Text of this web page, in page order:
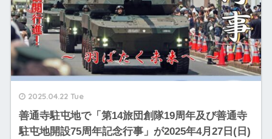
2025.04.22 Tue
善通寺駐屯地で「第14旅団創隊19周年及び善通寺
駐屯地開設75周年記念行事」が2025年4月27日(日)